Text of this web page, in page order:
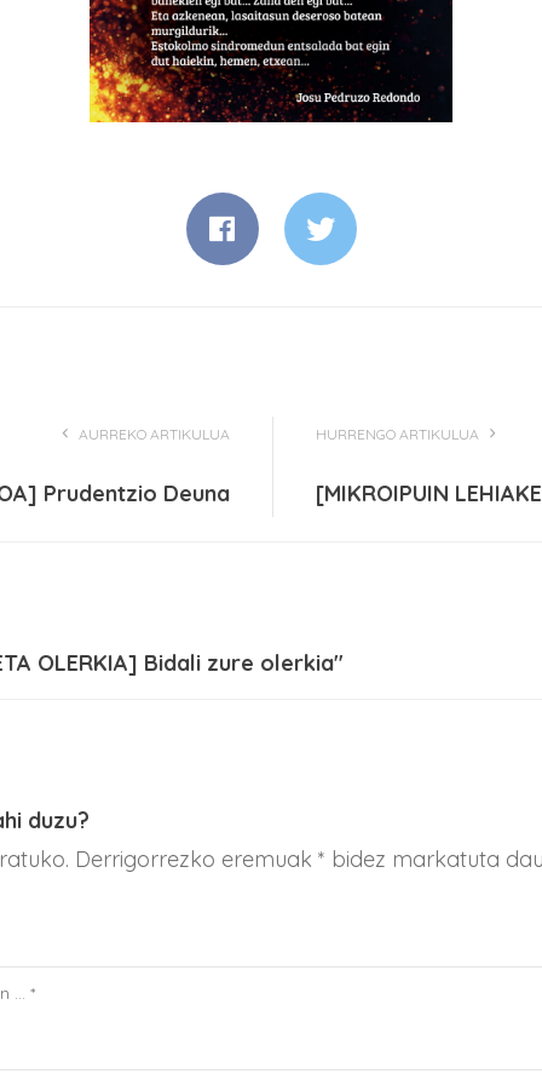
AURREKO ARTIKULUA
Prudentzio Deuna
HURRENGO ARTIKULUA
[MIKROIPUIN
OLERKIA] Bidali zure olerkia"
duzu?
Derrigorrezko eremuak * bidez markatuta